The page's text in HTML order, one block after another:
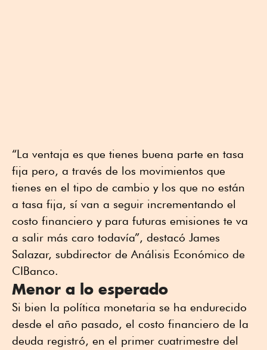
“La ventaja es que tienes buena parte en tasa
fija pero, a través de los movimientos que
tienes en el tipo de cambio y los que no están
a tasa fija, sí van a seguir incrementando el
costo financiero y para futuras emisiones te va
a salir más caro todavía”, destacó James
Salazar, subdirector de Análisis Económico de
CIBanco.
Menor a lo esperado
Si bien la política monetaria se ha endurecido
desde el año pasado, el costo financiero de la
deuda registró, en el primer cuatrimestre del